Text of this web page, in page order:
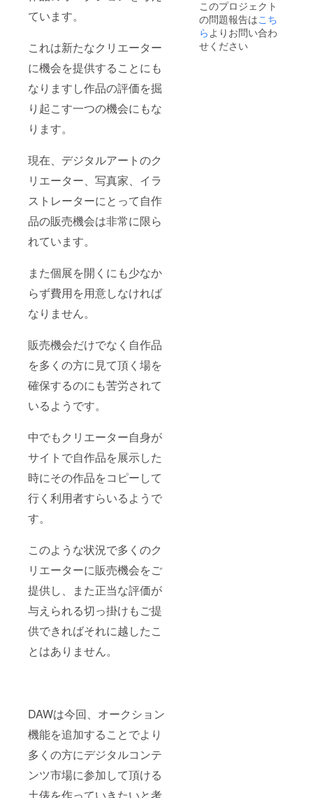
ています。
これは新たなクリエーター
に機会を提供することにも
なりますし作品の評価を掘
り起こす一つの機会にもな
ります。
現在、デジタルアートのク
リエーター、写真家、イラ
ストレーターにとって自作
品の販売機会は非常に限ら
れています。
また個展を開くにも少なか
らず費用を用意しなければ
なりません。
販売機会だけでなく自作品
を多くの方に見て頂く場を
確保するのにも苦労されて
いるようです。
中でもクリエーター自身が
サイトで自作品を展示した
時にその作品をコピーして
行く利用者すらいるようで
す。
このような状況で多くのク
リエーターに販売機会をご
提供し、また正当な評価が
与えられる切っ掛けもご提
供できればそれに越したこ
とはありません。
DAWは今回、オークション
機能を追加することでより
多くの方にデジタルコンテ
ンツ市場に参加して頂ける
このプロジェクト
の問題報告はこち
らよりお問い合わ
せください